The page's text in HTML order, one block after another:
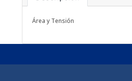
Área y Tensión